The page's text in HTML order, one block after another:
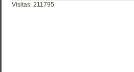
Visitas: 211795